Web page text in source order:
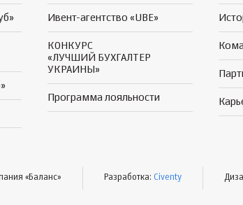
Ивент-агентство «UBE»
КОНКУРС
«ЛУЧШИЙ БУХГАЛТЕР
УКРАИНЫ»
Программа лояльности
«Баланс» Разработка: Civenty